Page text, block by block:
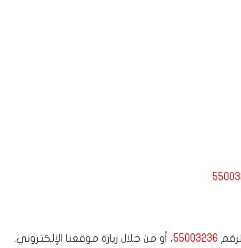
55003236، أو من خلال زيارة موقعنا الإلكتروني.